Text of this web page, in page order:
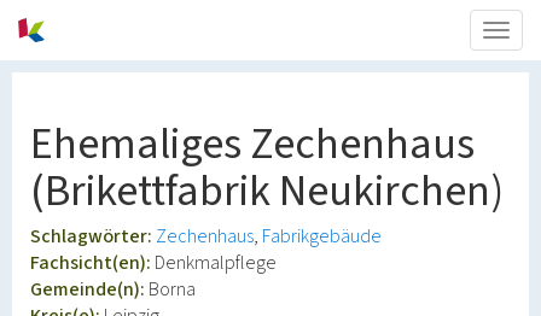
Ehemaliges Zechenhaus
(Brikettfabrik Neukirchen)
Schlagwörter: Zechenhaus Fabrikgebäude
Fachsicht(en): Denkmalpflege
Gemeinde(n): Borna